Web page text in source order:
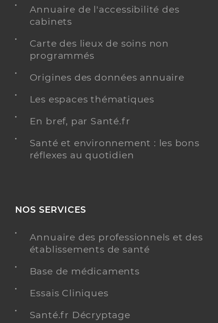
Annuaire de l'accessibilité des
cabinets
Carte des lieux de soins non
programmés
Origines des données annuaire
Les espaces thématiques
En bref, par Santé.fr
Santé et environnement : les bons
réflexes au quotidien
NOS SERVICES
Annuaire des professionnels et des
établissements de santé
Base de médicaments
Essais Cliniques
Santé.fr Décryptage